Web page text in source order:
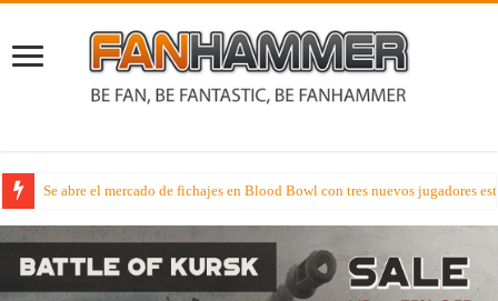
Se abre el mercado de fichajes en Blood Bowl con tres nuevos jugadores